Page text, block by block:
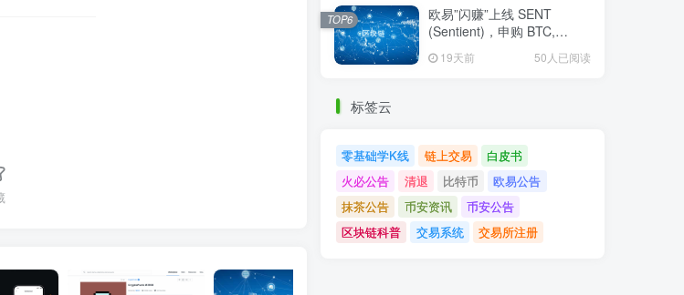
欧易”闪赚”上线 SENT
(Sentient)，申购 BTC,
瓜分 32,000,000 SENT 奖励
19天前 50人已阅读
TOP6
标签云
零基础学K线 链上交易
白皮书
火必公告
清退 比特币
欧易公告
抹茶公告
币安资讯
币安公告
区块链科普
交易系统 交易所注册